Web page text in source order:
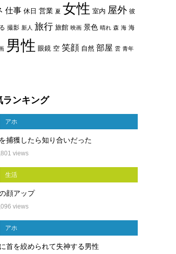
仕事 休日 営業 夏 女性 室内 屋外 彼
撮影 新人 旅行 旅館 映画 景色 晴れ 森 海 海
男性 眼鏡 空 笑顔 自然 部屋 雲 青年
ランキング
アホ
捕獲したら知り合いだった
views
生活
顔アップ
views
アホ
首を絞められて失神する男性